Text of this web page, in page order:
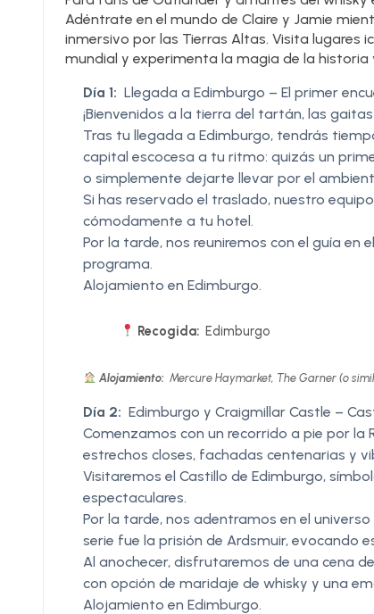
Adéntrate en el mundo de Claire y Jamie
inmersivo por las Tierras Altas. Visita lugares
mundial y experimenta la magia de la historia
Día 1: Llegada a Edimburgo – El primer
¡Bienvenidos a la tierra del tartán, las
Tras tu llegada a Edimburgo, tendrás
capital escocesa a tu ritmo: quizás un
o simplemente dejarte llevar por el
Si has reservado el traslado, nuestro
cómodamente a tu hotel.
Por la tarde, nos reuniremos con el guía en
programa.
Alojamiento en Edimburgo.
Recogida: Edimburgo
Alojamiento: Mercure Haymarket, The Garner (o
Día 2: Edimburgo y Craigmillar Castle –
Comenzamos con un recorrido a pie por la
estrechos closes, fachadas centenarias y
Visitaremos el Castillo de Edimburgo,
espectaculares.
Por la tarde, nos adentramos en el
serie fue la prisión de Ardsmuir, evocando
Al anochecer, disfrutaremos de una cena
con opción de maridaje de whisky y una
Alojamiento en Edimburgo.